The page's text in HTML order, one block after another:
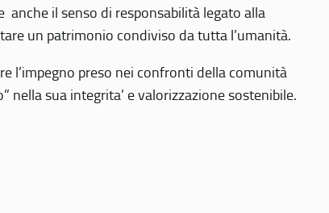
anche il senso di responsabilità legato alla
un patrimonio condiviso da tutta l’umanità.
l’impegno preso nei confronti della comunità
nella sua integrita’ e valorizzazione sostenibile.